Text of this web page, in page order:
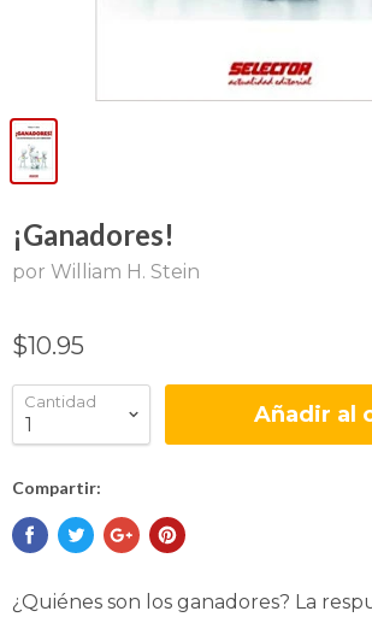
¡Ganadores!
por William H. Stein
$10.95
Cantidad Añadir al
Compartir:
¿Quiénes son los ganadores? La